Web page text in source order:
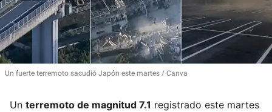
Un fuerte terremoto sacudió Japón este martes Canva
Un terremoto de magnitud 7.1 registrado este martes